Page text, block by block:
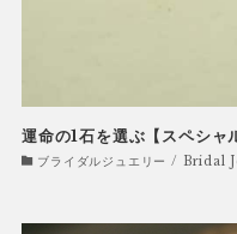
運命の1石を選ぶ【スペシャ
ブライダルジュエリー / Bridal